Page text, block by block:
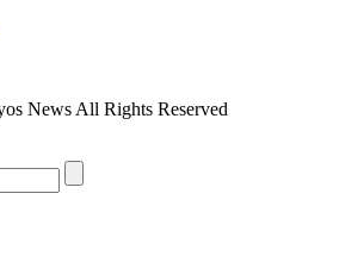
News All Rights Reserved